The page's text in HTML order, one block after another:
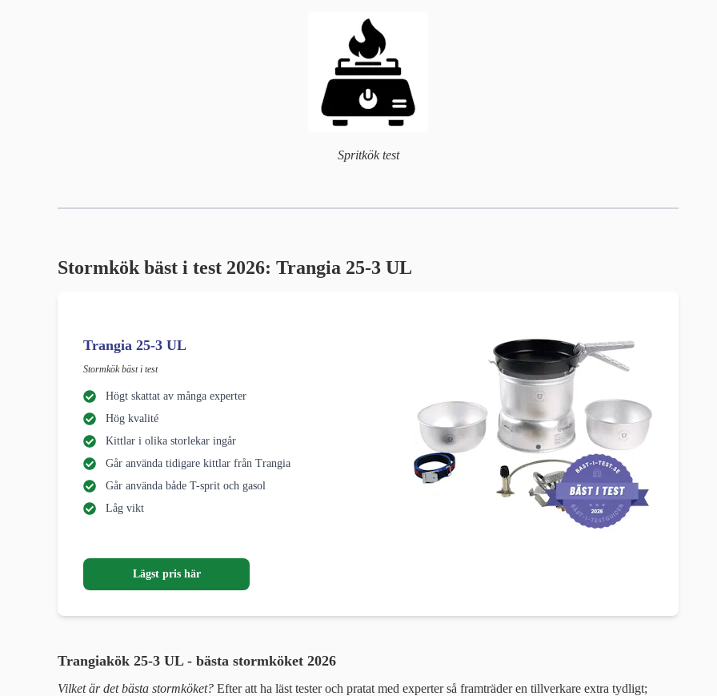
Spritkök test
Stormkök bäst i test 2026: Trangia 25-3 UL
Trangia 25-3 UL
Stormkök bäst i test
Högt skattat av många experter
Hög kvalité
Kittlar i olika storlekar ingår
Går använda tidigare kittlar från Trangia
Går använda både T-sprit och gasol
Låg vikt
Lägst pris här
Trangiakök 25-3 UL - bästa stormköket 2026
Vilket är det bästa stormköket? Efter att ha läst tester och pratat med experter så framträder en tillverkare extra tydligt;